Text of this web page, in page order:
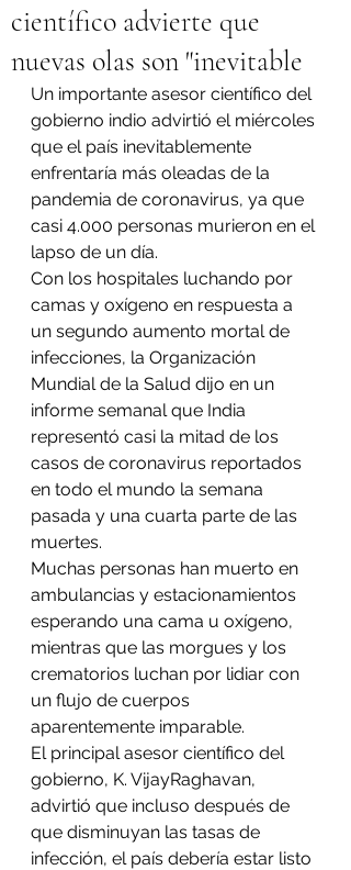
científico advierte que
nuevas olas son "inevitable
Un importante asesor científico del
gobierno indio advirtió el miércoles
que el país inevitablemente
enfrentaría más oleadas de la
pandemia de coronavirus, ya que
casi 4.000 personas murieron en el
lapso de un día.
Con los hospitales luchando por
camas y oxígeno en respuesta a
un segundo aumento mortal de
infecciones, la Organización
Mundial de la Salud dijo en un
informe semanal que India
representó casi la mitad de los
casos de coronavirus reportados
en todo el mundo la semana
pasada y una cuarta parte de las
muertes.
Muchas personas han muerto en
ambulancias y estacionamientos
esperando una cama u oxígeno,
mientras que las morgues y los
crematorios luchan por lidiar con
un flujo de cuerpos
aparentemente imparable.
El principal asesor científico del
gobierno, K. VijayRaghavan,
advirtió que incluso después de
que disminuyan las tasas de
infección, el país debería estar listo